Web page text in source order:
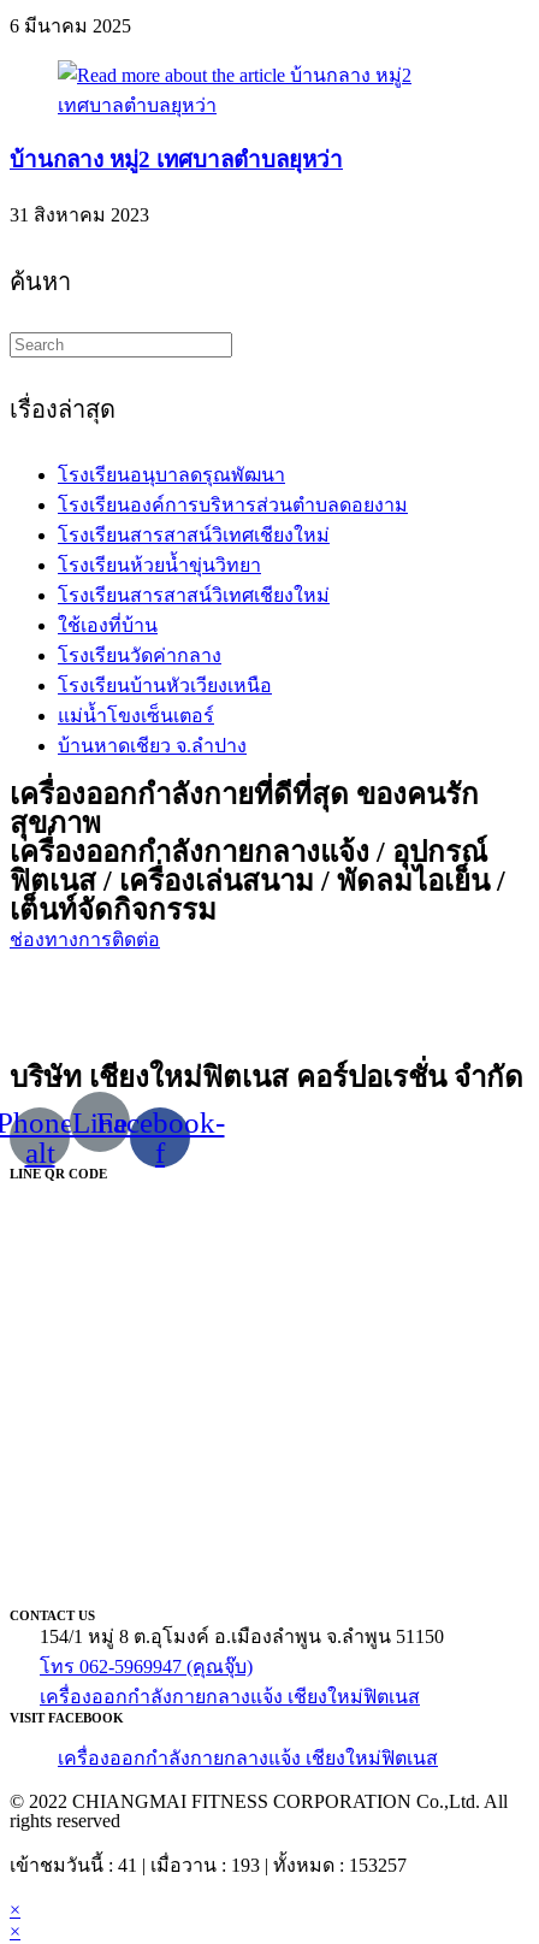
6 มีนาคม 2025
บ้านกลาง หมู่2 เทศบาลตำบลยุหว่า
31 สิงหาคม 2023
ค้นหา
Search
this
เรื่องล่าสุด
โรงเรียนอนุบาลดรุณพัฒนา
โรงเรียนองค์การบริหารส่วนตำบลดอยงาม
โรงเรียนสารสาสน์วิเทศเชียงใหม่
โรงเรียนห้วยน้ำขุ่นวิทยา
โรงเรียนสารสาสน์วิเทศเชียงใหม่
ใช้เองที่บ้าน
โรงเรียนวัดค่ากลาง
โรงเรียนบ้านหัวเวียงเหนือ
แม่น้ำโขงเซ็นเตอร์
บ้านหาดเชียว จ.ลำปาง
เครื่องออกกำลังกายที่ดีที่สุด ของคนรัก
สุขภาพ
เครื่องออกกำลังกายกลางแจ้ง / อุปกรณ์
ฟิตเนส / เครื่องเล่นสนาม / พัดลมไอเย็น /
เต็นท์จัดกิจกรรม
ช่องทางการติดต่อ
บริษัท เชียงใหม่ฟิตเนส คอร์ปอเรชั่น จำกัด
alt
Line
Facebook-
f
LINE QR CODE
CONTACT US
154/1 หมู่ 8 ต.อุโมงค์ อ.เมืองลำพูน จ.ลำพูน 51150
โทร 062-5969947 (คุณจุ๊บ)
เครื่องออกกำลังกายกลางแจ้ง เชียงใหม่ฟิตเนส
VISIT FACEBOOK
เครื่องออกกำลังกายกลางแจ้ง เชียงใหม่ฟิตเนส
© 2022 CHIANGMAI FITNESS CORPORATION Co.,Ltd. All
rights reserved
เข้าชมวันนี้ : 41 | เมื่อวาน : 193 | ทั้งหมด : 153257
×
×